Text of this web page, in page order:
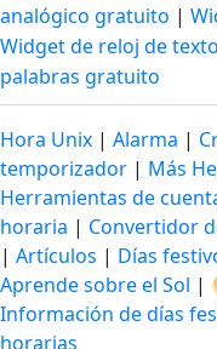
analógico gratuito |
Widget de reloj de
palabras gratuito
Hora Unix | Alarma |
temporizador | Más
Herramientas de
horaria | Convertidor
| Artículos | Días
Aprende sobre el Sol |
Información de días
horarias